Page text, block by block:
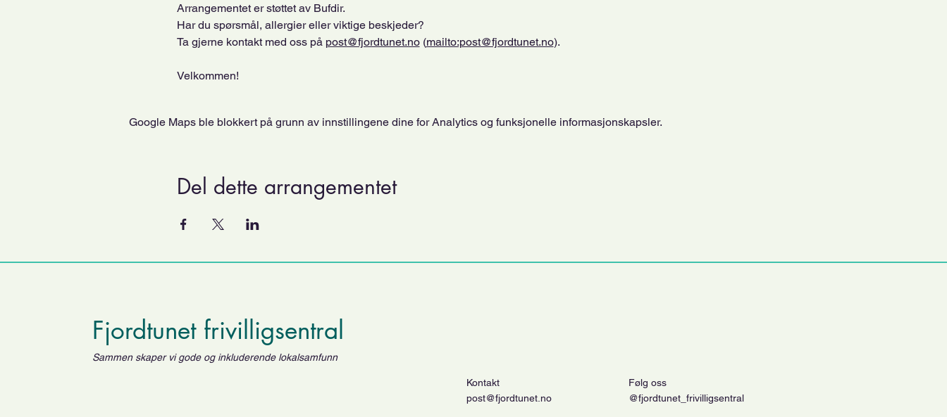
Arrangementet er støttet av Bufdir.
Har du spørsmål, allergier eller viktige beskjeder?
Ta gjerne kontakt med oss på post@fjordtunet.no (mailto:post@fjordtunet.no).
Velkommen!
Google Maps ble blokkert på grunn av innstillingene dine for Analytics og funksjonelle informasjonskapsler.
Del dette arrangementet
Fjordtunet frivilligsentral
Sammen skaper vi gode og inkluderende lokalsamfunn
Kontakt
post@fjordtunet.no
Følg oss
@fjordtunet_frivilligsentral